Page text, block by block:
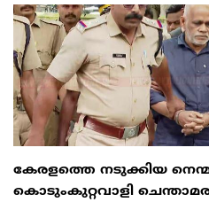
കേരളത്തെ നടുക്കിയ
കൊടുംകുറ്റവാളി